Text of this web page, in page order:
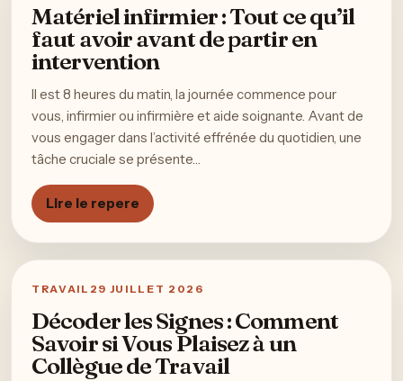
Matériel infirmier : Tout ce qu’il
faut avoir avant de partir en
intervention
Il est 8 heures du matin, la journée commence pour
vous, infirmier ou infirmière et aide soignante. Avant de
vous engager dans l’activité effrénée du quotidien, une
tâche cruciale se présente…
Lire le repere
TRAVAIL 29 JUILLET 2026
Décoder les Signes : Comment
Savoir si Vous Plaisez à un
Collègue de Travail